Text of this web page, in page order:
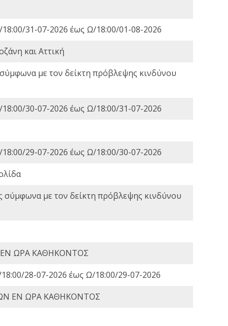
31-07-2026 έως Ω/18:00/01-08-2026
και Αττική
με τον δείκτη πρόβλεψης κινδύνου
30-07-2026 έως Ω/18:00/31-07-2026
29-07-2026 έως Ω/18:00/30-07-2026
σύμφωνα με τον δείκτη πρόβλεψης κινδύνου
ΩΡΑ ΚΑΘΗΚΟΝΤΟΣ
28-07-2026 έως Ω/18:00/29-07-2026
ΕΝ ΩΡΑ ΚΑΘΗΚΟΝΤΟΣ